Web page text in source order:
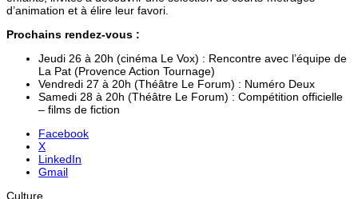
d’animation et à élire leur favori.
Prochains rendez-vous :
Jeudi 26 à 20h (cinéma Le Vox) : Rencontre avec l’équipe de
La Pat (Provence Action Tournage)
Vendredi 27 à 20h (Théâtre Le Forum) : Numéro Deux
Samedi 28 à 20h (Théâtre Le Forum) : Compétition officielle
– films de fiction
Facebook
X
LinkedIn
Gmail
Culture